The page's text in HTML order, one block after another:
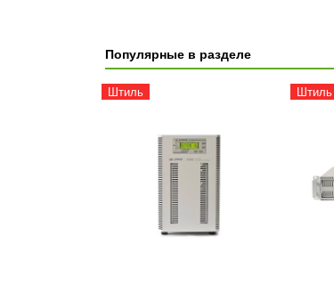
Популярные в разделе
Штиль Штиль